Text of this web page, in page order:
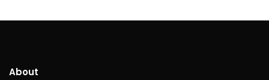
About